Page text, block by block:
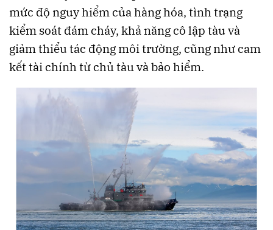
mức độ nguy hiểm của hàng hóa, tình trạng
kiểm soát đám cháy, khả năng cô lập tàu và
giảm thiểu tác động môi trường, cũng như cam
kết tài chính từ chủ tàu và bảo hiểm.